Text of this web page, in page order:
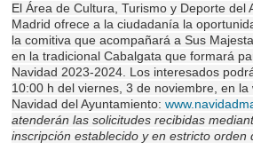
El Área de Cultura, Turismo y Deporte del
Madrid ofrece a la ciudadanía la
la comitiva que acompañará a Sus
en la tradicional Cabalgata que formará
Navidad 2023-2024. Los interesados
10:00 h del viernes, 3 de noviembre, en la
Navidad del Ayuntamiento:
atenderán las solicitudes recibidas
inscripción establecido y en estricto orden